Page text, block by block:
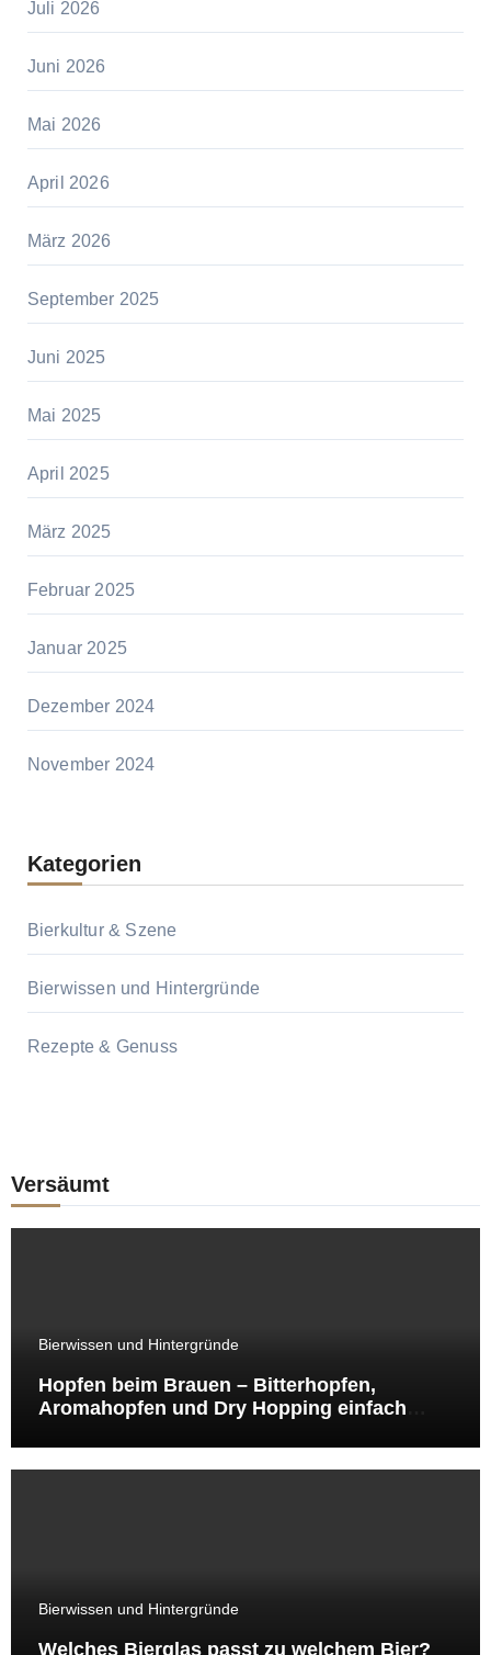
Juli 2026
Juni 2026
Mai 2026
April 2026
März 2026
September 2025
Juni 2025
Mai 2025
April 2025
März 2025
Februar 2025
Januar 2025
Dezember 2024
November 2024
Kategorien
Bierkultur & Szene
Bierwissen und Hintergründe
Rezepte & Genuss
Versäumt
Bierwissen und Hintergründe
Hopfen beim Brauen – Bitterhopfen,
Aromahopfen und Dry Hopping einfach
Bierwissen und Hintergründe
Welches Bierglas passt zu welchem Bier?